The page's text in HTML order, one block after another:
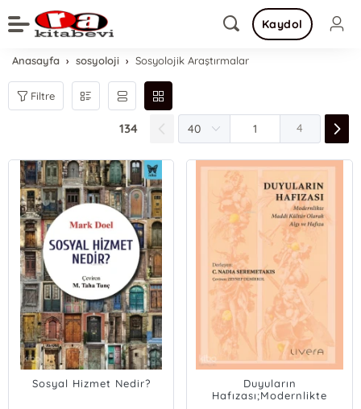
Kaydol
Anasayfa sosyoloji Sosyolojik Araştırmalar
Filtre
134 4
Sosyal Hizmet Nedir?
Duyuların
Hafızası;Modernlikte